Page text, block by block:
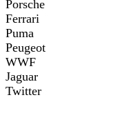
Porsche
Ferrari
Puma
Peugeot
WWF
Jaguar
Twitter